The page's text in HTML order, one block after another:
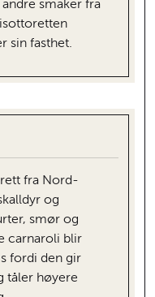
smaker fra
sin fasthet.
fra Nord-
og
smør og
carnaroli blir
fordi den gir
tåler høyere